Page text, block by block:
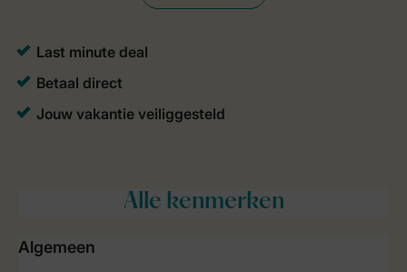
Alle kenmerken
Algemeen